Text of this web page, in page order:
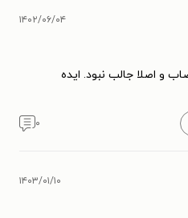
۱۴۰۲/۰۶/۰۴
و اصلا جالب نبود. ایده
۰
۱۴۰۳/۰۱/۱۰